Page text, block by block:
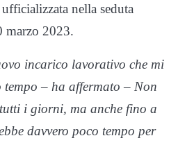
nella seduta
marzo 2023.
incarico lavorativo che mi
tempo – ha affermato – Non
i giorni, ma anche fino a
davvero poco tempo per